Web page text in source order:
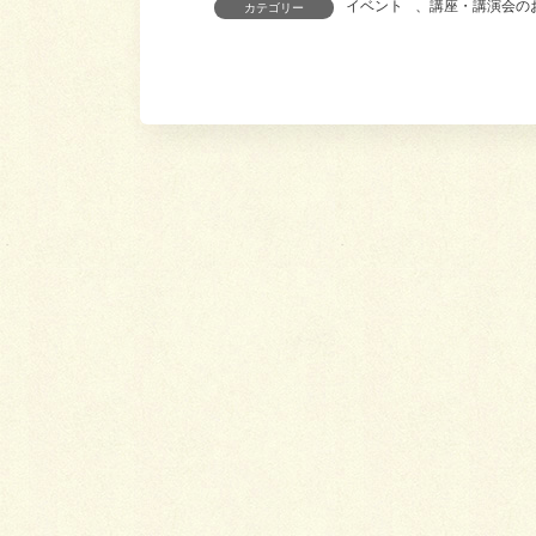
カテゴリー イベント 、 講座・講演会の